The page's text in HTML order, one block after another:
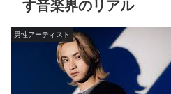
す音楽界のリアル
男性アーティスト